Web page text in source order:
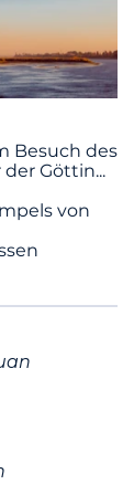
Besuch des
der Göttin...
von